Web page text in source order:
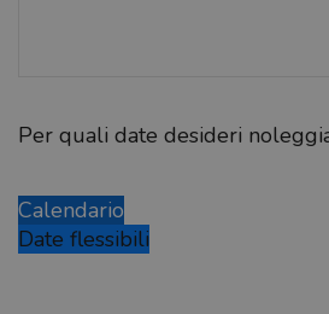
Per quali date desideri
Calendario
Date flessibili